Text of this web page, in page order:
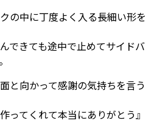
の中に丁度よく入る長細い形を
できても途中で止めてサイドバ
と向かって感謝の気持ちを言う
ってくれて本当にありがとう』